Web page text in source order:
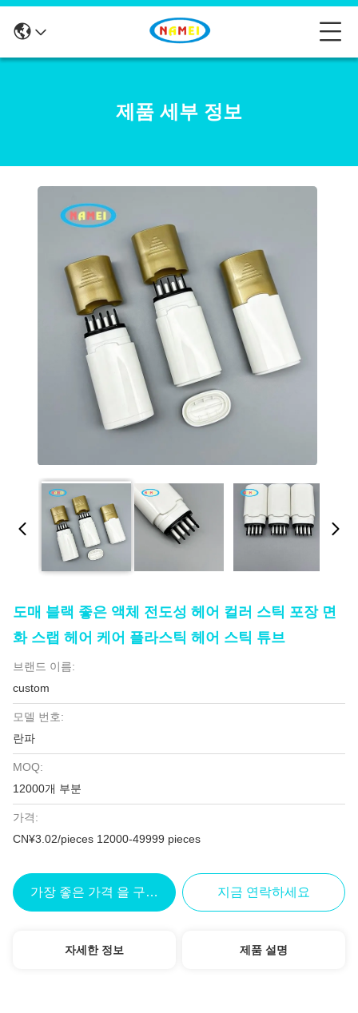
제품 세부 정보
도매 블랙 좋은 액체 전도성 헤어 컬러 스틱 포장 면
화 스랩 헤어 케어 플라스틱 헤어 스틱 튜브
브랜드 이름:
custom
모델 번호:
란파
MOQ:
12000개 부분
가격:
CN¥3.02/pieces 12000-49999 pieces
가장 좋은 가격 을 구하라 지금 연락하세요
자세한 정보 제품 설명